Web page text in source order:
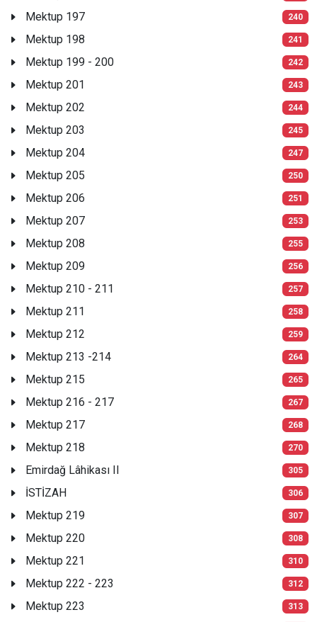
Mektup 197 240
Mektup 198 241
Mektup 199 - 200 242
Mektup 201 243
Mektup 202 244
Mektup 203 245
Mektup 204 247
Mektup 205 250
Mektup 206 251
Mektup 207 253
Mektup 208 255
Mektup 209 256
Mektup 210 - 211 257
Mektup 211 258
Mektup 212 259
Mektup 213 -214 264
Mektup 215 265
Mektup 216 - 217 267
Mektup 217 268
Mektup 218 270
Emirdağ Lâhikası II 305
İSTİZAH 306
Mektup 219 307
Mektup 220 308
Mektup 221 310
Mektup 222 - 223 312
Mektup 223 313